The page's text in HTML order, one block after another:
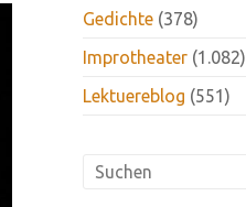
Gedichte (378)
Improtheater (1.082)
Lektuereblog (551)